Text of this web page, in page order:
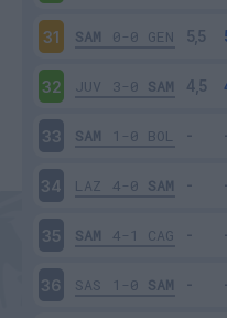
31 SAM 0-0 GEN
32 JUV 3-0 SAM
33 SAM 1-0 BOL
34 LAZ 4-0 SAM
35 SAM 4-1 CAG
36 SAS 1-0 SAM